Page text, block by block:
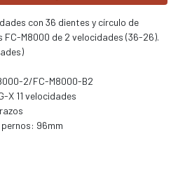
con 36 dientes y círculo de
M8000 de 2 velocidades (36-26).
2/FC-M8000-B2
X 11 velocidades
96mm